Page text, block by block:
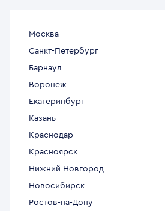
Москва
Санкт-Петербург
Барнаул
Воронеж
Екатеринбург
Казань
Краснодар
Красноярск
Нижний Новгород
Новосибирск
Ростов-на-Дону